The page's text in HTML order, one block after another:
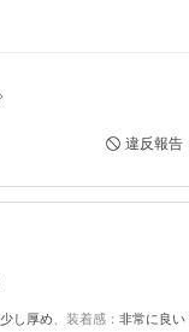
違反報告
少し厚め 装着感 ： 非常に良い